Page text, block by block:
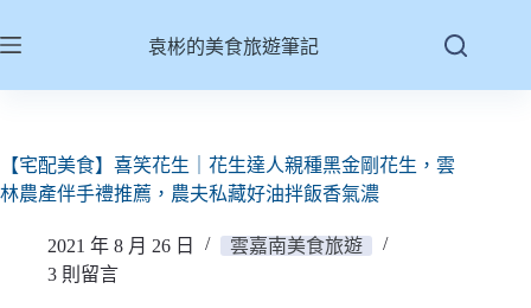
至
容
袁彬的美食旅遊筆記
【宅配美食】喜笑花生｜花生達人親種黑金剛花生，雲
林農產伴手禮推薦，農夫私藏好油拌飯香氣濃
2021 年 8 月 26 日
雲嘉南美食旅遊
3 則留言